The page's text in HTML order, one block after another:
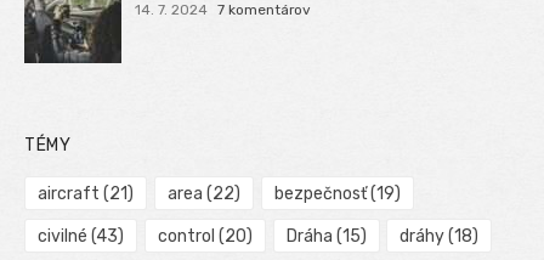
14. 7. 2024 7 komentárov
TÉMY
aircraft (21) area (22) bezpečnosť(19)
civilné (43) control (20) Dráha (15) dráhy(18)